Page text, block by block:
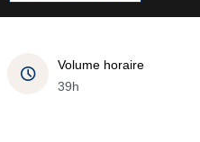
Volume horaire
39h